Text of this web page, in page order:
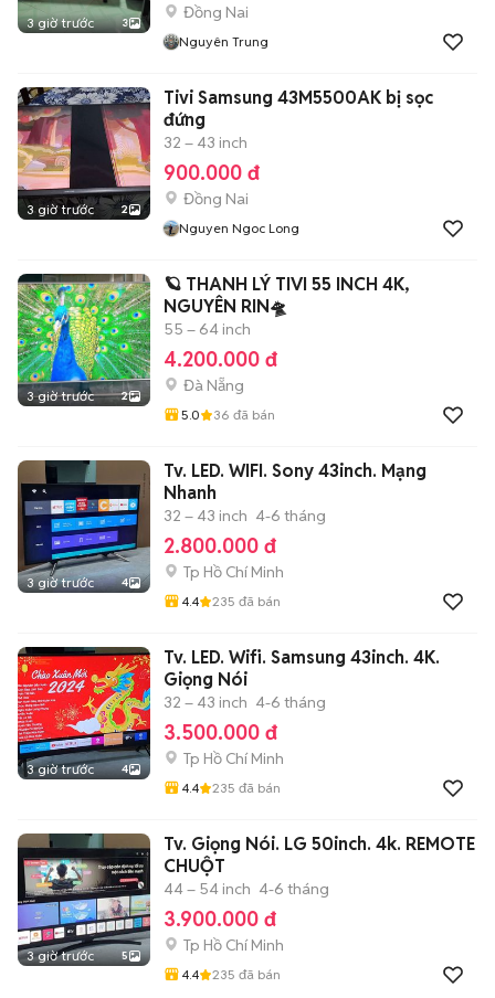
3 giờ trước 3
Đồng Nai
Nguyên Trung
3 giờ trước 2
Tivi Samsung 43M5500AK bị sọc
đứng
32 – 43 inch
900.000 đ
Đồng Nai
Nguyen Ngoc Long
3 giờ trước 2
🪐 THANH LÝ TIVI 55 INCH 4K,
NGUYÊN RIN🛸
55 – 64 inch
4.200.000 đ
Đà Nẵng
5.0 36 đã bán
3 giờ trước 4
Tv. LED. WIFI. Sony 43inch. Mạng
Nhanh
32 – 43 inch 4-6 tháng
2.800.000 đ
Tp Hồ Chí Minh
4.4 235 đã bán
3 giờ trước 4
Tv. LED. Wifi. Samsung 43inch. 4K.
Giọng Nói
32 – 43 inch 4-6 tháng
3.500.000 đ
Tp Hồ Chí Minh
4.4 235 đã bán
3 giờ trước 5
Tv. Giọng Nói. LG 50inch. 4k. REMOTE
CHUỘT
44 – 54 inch 4-6 tháng
3.900.000 đ
Tp Hồ Chí Minh
4.4 235 đã bán